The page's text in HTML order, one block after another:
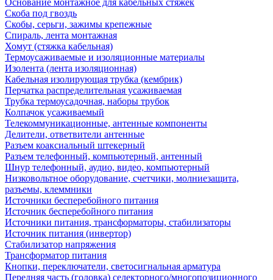
Основание монтажное для кабельных стяжек
Скоба под гвоздь
Скобы, серьги, зажимы крепежные
Спираль, лента монтажная
Хомут (стяжка кабельная)
Термоусаживаемые и изоляционные материалы
Изолента (лента изоляционная)
Кабельная изолирующая трубка (кембрик)
Перчатка распределительная усаживаемая
Трубка термоусадочная, наборы трубок
Колпачок усаживаемый
Телекоммуникационные, антенные компоненты
Делители, ответвители антенные
Разъем коаксиальный штекерный
Разъем телефонный, компьютерный, антенный
Шнур телефонный, аудио, видео, компьютерный
Низковольтное оборудование, счетчики, молниезащита,
разъемы, клеммники
Источники бесперебойного питания
Источник бесперебойного питания
Источники питания, трансформаторы, стабилизаторы
Источник питания (инвертор)
Стабилизатор напряжения
Трансформатор питания
Кнопки, переключатели, светосигнальная арматура
Передняя часть (головка) селекторного/многопозиционного